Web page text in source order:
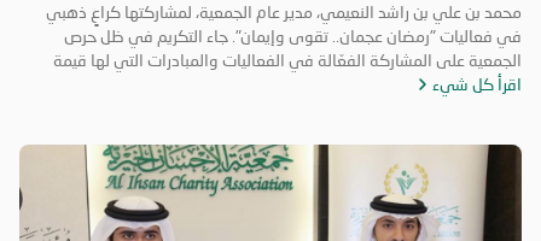
محمد بن علي بن راشد النعيمي، مدير عام الجمعية، لمشاركتها كراعٍ ذهبي
في فعاليات "رمضان عجمان.. تقوى وإيمان". جاء التكريم في ظل حرص
الجمعية على المشاركة الفعّالة في الفعاليات والمبادرات التي لها قيمة
مضافة تعود على المجتمع بالخير والنفع، وهو ما تتميز به فعاليات "رمضان
وواجبها تجاه الإمارة؛ إذ قامت برعاية ذهبية للفعاليات والنشاطات
والمبادرات الدينية والاجتماعية المتنوعة التي تحاكي روحانيات شهر رمضان
المبارك، انسجاماً مع نهج الخير والعطاء الذي تتبناه الجمعية منذ تأسيسها،
وتعزيزاً لمكانة الإمارة وإبراز دورها في نشر قيم الخير والمحبة في الشهر
اقرأ كل شيء